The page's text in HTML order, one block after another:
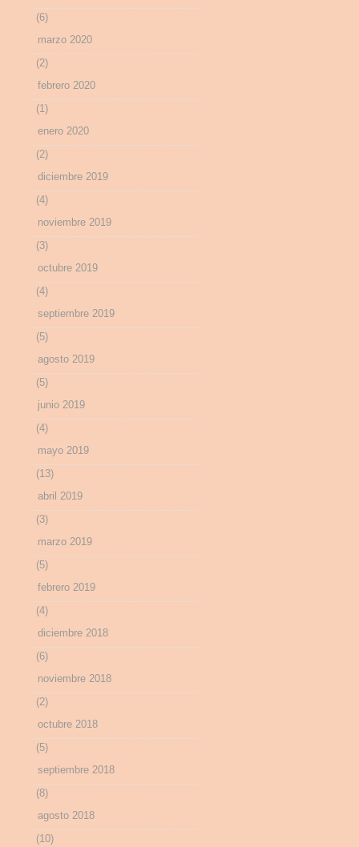
(6)
marzo 2020
(2)
febrero 2020
(1)
enero 2020
(2)
diciembre 2019
(4)
noviembre 2019
(3)
octubre 2019
(4)
septiembre 2019
(5)
agosto 2019
(5)
junio 2019
(4)
mayo 2019
(13)
abril 2019
(3)
marzo 2019
(5)
febrero 2019
(4)
diciembre 2018
(6)
noviembre 2018
(2)
octubre 2018
(5)
septiembre 2018
(8)
agosto 2018
(10)